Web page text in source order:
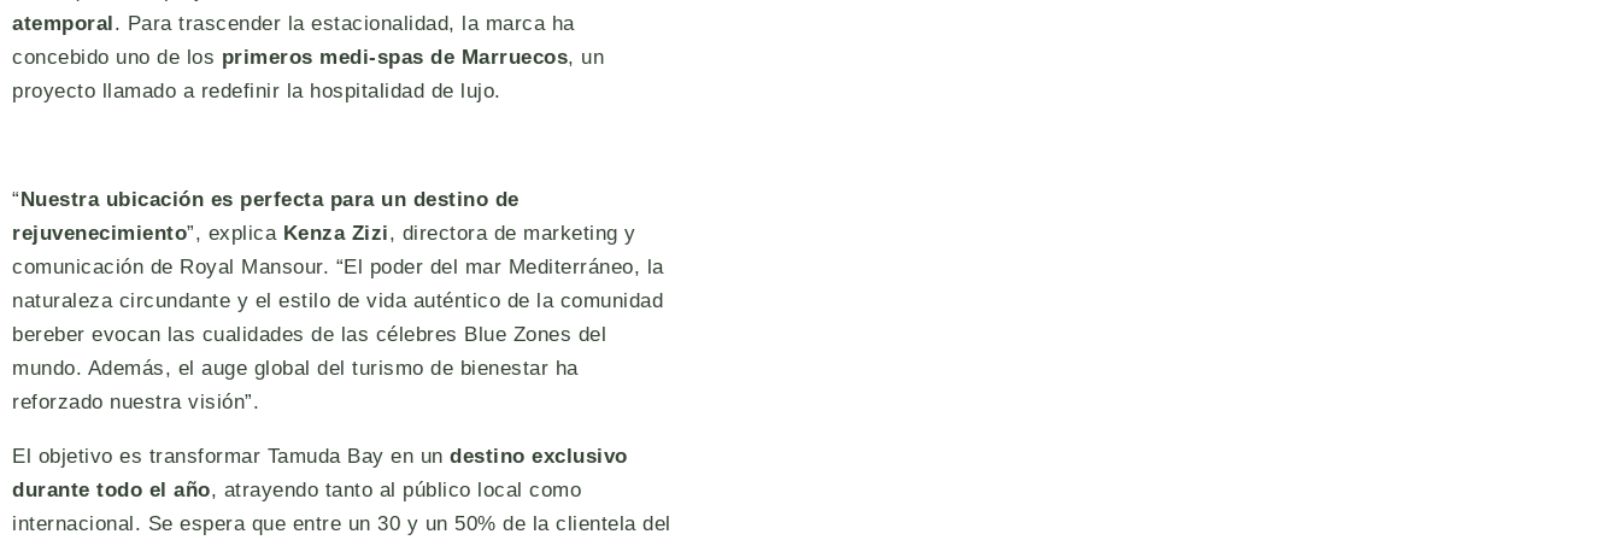
atemporal. Para trascender la estacionalidad, la marca ha
concebido uno de los primeros medi-spas de Marruecos, un
proyecto llamado a redefinir la hospitalidad de lujo.
“Nuestra ubicación es perfecta para un destino de
rejuvenecimiento”, explica Kenza Zizi, directora de marketing y
comunicación de Royal Mansour. “El poder del mar Mediterráneo, la
naturaleza circundante y el estilo de vida auténtico de la comunidad
bereber evocan las cualidades de las célebres Blue Zones del
mundo. Además, el auge global del turismo de bienestar ha
reforzado nuestra visión”.
El objetivo es transformar Tamuda Bay en un destino exclusivo
durante todo el año, atrayendo tanto al público local como
internacional. Se espera que entre un 30 y un 50% de la clientela del